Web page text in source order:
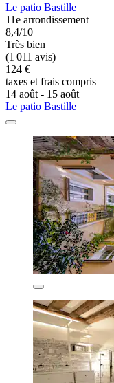
Le patio Bastille
11e arrondissement
8,4/10
Très bien
(1 011 avis)
124 €
taxes et frais compris
14 août - 15 août
Le patio Bastille